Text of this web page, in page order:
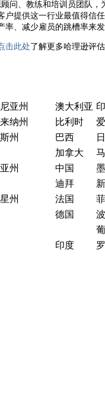
问、教练和培训员团队
户提供这一行业最值得信
率、减少雇员的跳槽率来
击此处 了解更多哈理逊评
亚州
纳州
州
州
州
澳大利亚
比利时
巴西
加拿大
中国
迪拜
法国
德国
印度